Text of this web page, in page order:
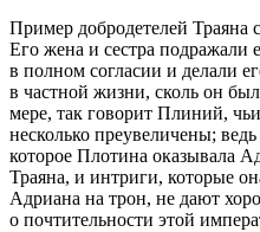
Пример добродетелей Траяна
Его жена и сестра подражали
в полном согласии и делали
в частной жизни, сколь он
мере, так говорит Плиний,
несколько преувеличены;
которое Плотина оказывала
Траяна, и интриги, которые
Адриана на трон, не дают
о почтительности этой